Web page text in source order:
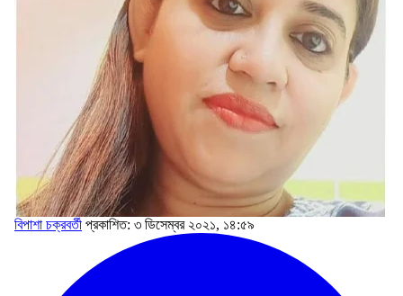
বিপাশা চক্রবর্তী প্রকাশিত: ৩ ডিসেম্বর ২০২১, ১৪:৫৯